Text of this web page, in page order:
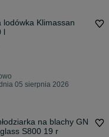
lodówka Klimassan
l
05 sierpnia 2026
na blachy GN
60/40 Frigoglass S800 19 r